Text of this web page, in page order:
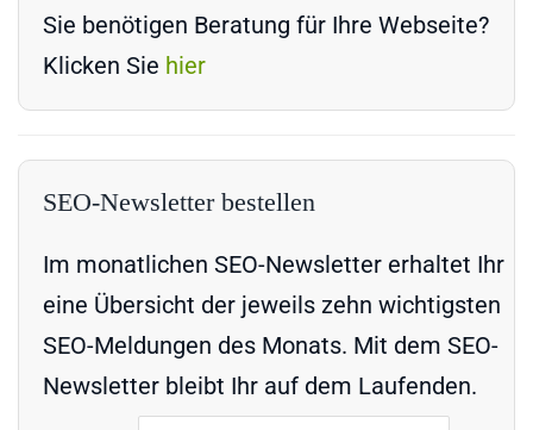
Sie benötigen Beratung für Ihre Webseite?
Klicken Sie hier
SEO-Newsletter bestellen
Im monatlichen SEO-Newsletter erhaltet Ihr
eine Übersicht der jeweils zehn wichtigsten
SEO-Meldungen des Monats. Mit dem SEO-
Newsletter bleibt Ihr auf dem Laufenden.